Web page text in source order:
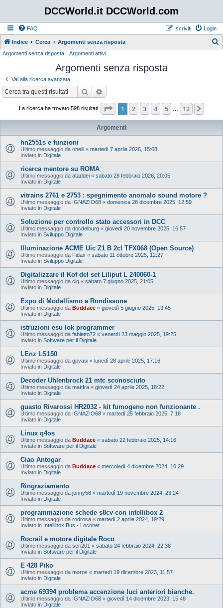
DCCWorld.it DCCWorld.com
FAQ Login
Iscriviti
Indice Cerca Argomenti senza risposta
Argomenti senza risposta Argomenti attivi
Argomenti senza risposta
Vai alla ricerca avanzata
Cerca
La ricerca ha trovato 598 risultati Pagina di 12
1 2 3 4 5 12
Argomenti
hn2551s e funzioni
Ultimo messaggio da oneill « martedì 7 aprile 2026, 15:08
Inviato in Digitale
ricerca mentore su ROMA
Ultimo messaggio da ataddei « sabato 28 febbraio 2026, 20:05
Inviato in Digitale
vitrains 2761 e 2753 : spegnimento anomalo sound motore ?
Ultimo messaggio da IGNAZIO68 « domenica 28 dicembre 2025, 12:59
Inviato in Digitale
Soluzione per controllo stato accessori in DCC
Ultimo messaggio da docdelburg « giovedì 20 novembre 2025, 16:57
Inviato in Sviluppo Digitale
Illuminazione ACME Uic Z1 B 2cl TFX068 (Open Source)
Ultimo messaggio da Fidax « sabato 11 ottobre 2025, 12:27
Inviato in Sviluppo Digitale
Digitalizzare il Kof del set Liliput L 240060-1
Ultimo messaggio da cig « sabato 7 giugno 2025, 21:05
Inviato in Digitale
Expo di Modellismo a Rondissone
Ultimo messaggio da Buddace « giovedì 5 giugno 2025, 13:45
Inviato in Digitale
istruzioni esu lok programmer
Ultimo messaggio da fabietto72 « venerdì 23 maggio 2025, 19:25
Inviato in Software per il Digitale
LEnz LS150
Ultimo messaggio da gpvasi « lunedì 28 aprile 2025, 17:16
Inviato in Digitale
Decoder Uhlenbrock 21 mtc sconosciuto
Ultimo messaggio da mattfra « giovedì 24 aprile 2025, 18:22
Inviato in Digitale
guasto Rivarossi HR2032 - kit fumogeno non funzionante .
Ultimo messaggio da IGNAZIO68 « martedì 25 febbraio 2025, 7:18
Inviato in Digitale
Linux q4os
Ultimo messaggio da Buddace « sabato 22 febbraio 2025, 14:16
Inviato in Software per il Digitale
Ciao Antogar
Ultimo messaggio da Buddace « mercoledì 4 dicembre 2024, 10:29
Inviato in Digitale
Ringraziamento
Ultimo messaggio da jonny58 « martedì 19 novembre 2024, 23:24
Inviato in Digitale
programmazione schede s8cv con intellibox 2
Ultimo messaggio da rodrosa « martedì 2 aprile 2024, 19:29
Inviato in Intellibox Bus - Loconet
Rocrail e motore digitale Roco
Ultimo messaggio da seri201 « sabato 24 febbraio 2024, 22:38
Inviato in Software per il Digitale
E 428 Piko
Ultimo messaggio da moros « martedì 19 dicembre 2023, 11:57
Inviato in Digitale
acme 69394 problema accenzione luci anteriori bianche.
Ultimo messaggio da IGNAZIO68 « giovedì 14 dicembre 2023, 15:48
Inviato in Digitale